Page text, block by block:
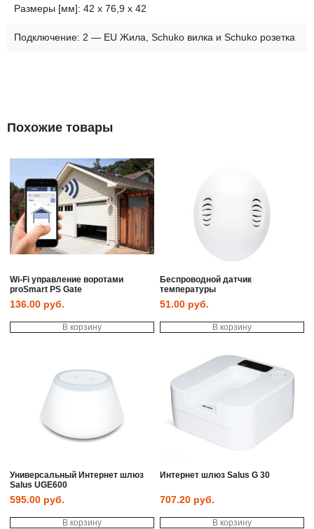
Размеры [мм]: 42 x 76,9 x 42
Подключение: 2 — EU Жила, Schuko вилка и Schuko розетка
Похожие товары
Wi-Fi управление воротами
proSmart PS Gate
136.00 руб.
В корзину
Беспроводной датчик
температуры
51.00 руб.
В корзину
Универсальный Интернет шлюз
Salus UGE600
595.00 руб.
В корзину
Интернет шлюз Salus G 30
707.20 руб.
В корзину